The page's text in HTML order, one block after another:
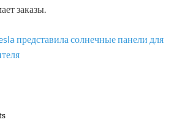
заказы.
представила солнечные панели для